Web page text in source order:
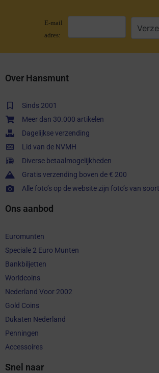
E-mail
adres:
Over Hansmunt
Sinds 2001
Meer dan 30.000 artikelen
Dagelijkse verzending
Lid van de NVMH
Diverse betaalmogelijkheden
Gratis verzending boven de € 200
Alle foto’s op de website zijn foto’s van
Ons aanbod
Euromunten
Speciale 2 Euro Munten
Bankbiljetten
Worldcoins
Nederland Voor 2002
Gold Coins
Dukaten Nederland
Penningen
Accessoires
Snel naar